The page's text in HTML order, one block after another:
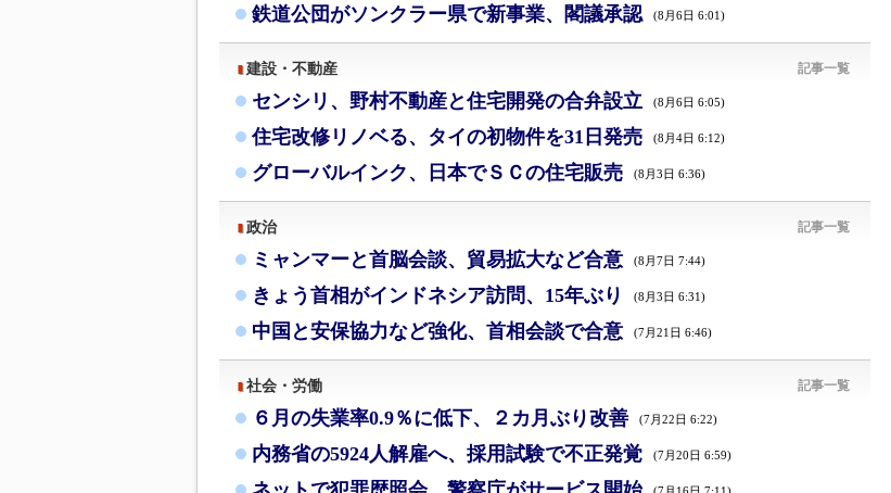
鉄道公団がソンクラー県で新事業、閣議承認 (8月6日 6:01)
建設・不動産 記事一覧
センシリ、野村不動産と住宅開発の合弁設立 (8月6日 6:05)
住宅改修リノベる、タイの初物件を31日発売 (8月4日 6:12)
グローバルインク、日本でＳＣの住宅販売 (8月3日 6:36)
政治 記事一覧
ミャンマーと首脳会談、貿易拡大など合意 (8月7日 7:44)
きょう首相がインドネシア訪問、15年ぶり (8月3日 6:31)
中国と安保協力など強化、首相会談で合意 (7月21日 6:46)
社会・労働 記事一覧
６月の失業率0.9％に低下、２カ月ぶり改善 (7月22日 6:22)
内務省の5924人解雇へ、採用試験で不正発覚 (7月20日 6:59)